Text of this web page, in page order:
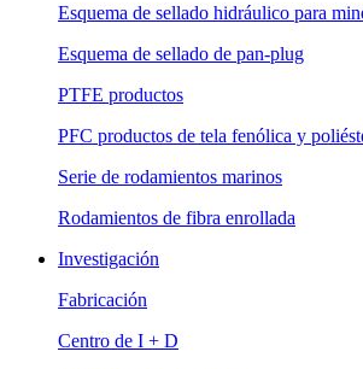
Esquema de sellado hidráulico para
Esquema de sellado de pan-plug
PTFE productos
PFC productos de tela fenólica y
Serie de rodamientos marinos
Rodamientos de fibra enrollada
Investigación
Fabricación
Centro de I + D